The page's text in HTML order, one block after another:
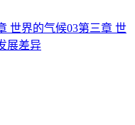
世界的气候03第三章 世
展差异